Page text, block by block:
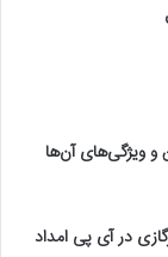
در آی پی امداد